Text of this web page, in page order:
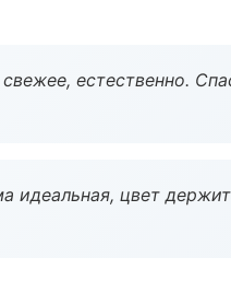
естественно.
цвет